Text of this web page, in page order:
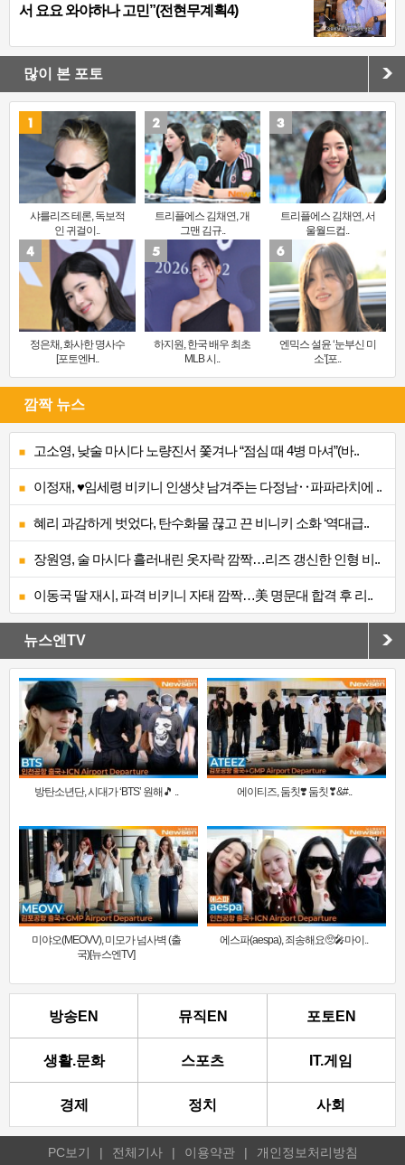
서 요요 와야하나 고민”(전현무계획4)
많이 본 포토
샤를리즈 테론, 독보적
인 귀걸이..
트리플에스 김채연, 개
그맨 김규..
트리플에스 김채연, 서
울월드컵..
정은채, 화사한 명사수
[포토엔H..
하지원, 한국 배우 최초
MLB 시..
엔믹스 설윤 ‘눈부신 미
소’[포..
깜짝 뉴스
고소영, 낮술 마시다 노량진서 쫓겨나 “점심 때 4병 마셔”(바..
이정재, ♥임세령 비키니 인생샷 남겨주는 다정남‥파파라치에 ..
혜리 과감하게 벗었다, 탄수화물 끊고 끈 비니키 소화 ‘역대급..
장원영, 술 마시다 흘러내린 옷자락 깜짝…리즈 갱신한 인형 비..
이동국 딸 재시, 파격 비키니 자태 깜짝…美 명문대 합격 후 리..
뉴스엔TV
방탄소년단, 시대가 ‘BTS’ 원해🎵 .. 에이티즈, 둠칫❣️ 둠칫❣&#..
미야오(MEOVV), 미모가 넘사벽 (출
국)[뉴스엔TV]
에스파(aespa), 죄송해요🥺🎤마이..
방송EN 뮤직EN 포토EN
생활.문화 스포츠 IT.게임
경제 정치 사회
PC보기 | 전체기사 | 이용약관 | 개인정보처리방침